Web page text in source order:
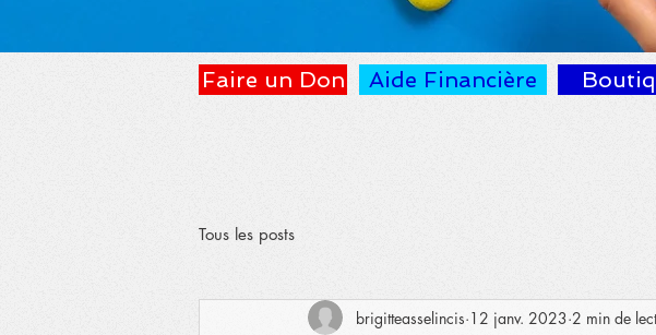
Faire un Don Aide Financière
Tous les posts
brigitteasselincis 12 janv. 2023 2 min de